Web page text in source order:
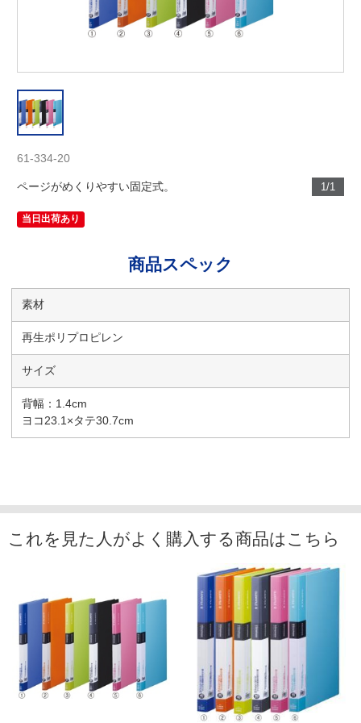
1/1
61-334-20
ページがめくりやすい固定式。
当日出荷あり
商品スペック
素材
再生ポリプロピレン
サイズ
背幅：1.4cm
ヨコ23.1×タテ30.7cm
これを見た人がよく購入する商品はこちら